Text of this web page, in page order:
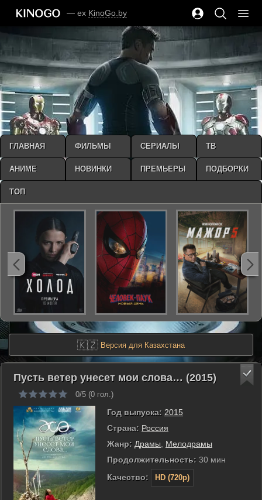
— ex KinoGo.by
🇰🇿 Версия для Казахстана
Пусть ветер унесет мои слова… (2015)
0/5 (0 гол.)
Год выпуска: 2015
Страна: Россия
Жанр: Драмы
Мелодрамы
Продолжительность: 30 мин
Качество:
HD (720p)
ГЛАВНАЯ ФИЛЬМЫ СЕРИАЛЫ ТВ
АНИМЕ НОВИНКИ ПРЕМЬЕРЫ ПОДБОРКИ
ТОП